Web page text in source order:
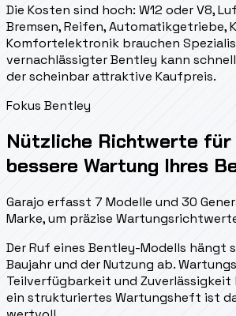
Die Kosten sind hoch: W12 oder V8,
Bremsen, Reifen, Automatikgetriebe,
Komfortelektronik brauchen
vernachlässigter Bentley kann
der scheinbar attraktive Kaufpreis.
Fokus Bentley
Nützliche Richtwerte für
bessere Wartung Ihres
Garajo erfasst 7 Modelle und 30
Marke, um präzise
Der Ruf eines Bentley-Modells hängt
Baujahr und der Nutzung ab.
Teilverfügbarkeit und Zuverlässigkeit
ein strukturiertes Wartungsheft ist